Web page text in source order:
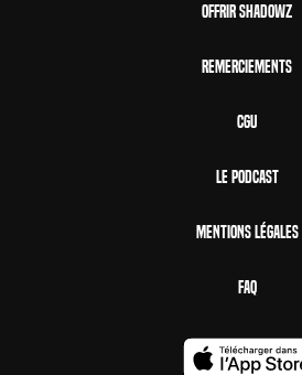
Offrir Shadowz
Remerciements
CGU
Le Podcast
Mentions Légales
FAQ